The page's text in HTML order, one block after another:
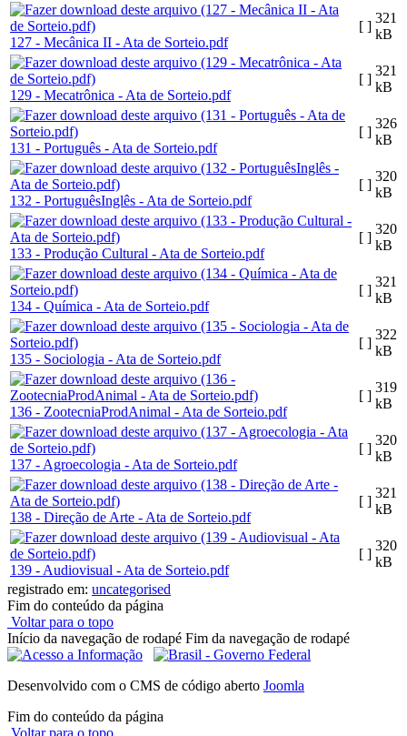
127 - Mecânica II - Ata de Sorteio.pdf
[ ]
321
kB
129 - Mecatrônica - Ata de Sorteio.pdf
[ ]
321
kB
131 - Português - Ata de Sorteio.pdf
[ ]
326
kB
132 - PortuguêsInglês - Ata de Sorteio.pdf
[ ]
320
kB
133 - Produção Cultural - Ata de Sorteio.pdf
[ ]
320
kB
134 - Química - Ata de Sorteio.pdf
[ ]
321
kB
135 - Sociologia - Ata de Sorteio.pdf
[ ]
322
kB
136 - ZootecniaProdAnimal - Ata de Sorteio.pdf
[ ]
319
kB
137 - Agroecologia - Ata de Sorteio.pdf
[ ]
320
kB
138 - Direção de Arte - Ata de Sorteio.pdf
[ ]
321
kB
139 - Audiovisual - Ata de Sorteio.pdf
[ ]
320
kB
registrado em: uncategorised
Fim do conteúdo da página
Voltar para o topo
Início da navegação de rodapé Fim da navegação de rodapé
Desenvolvido com o CMS de código aberto Joomla
Fim do conteúdo da página
Voltar para o topo